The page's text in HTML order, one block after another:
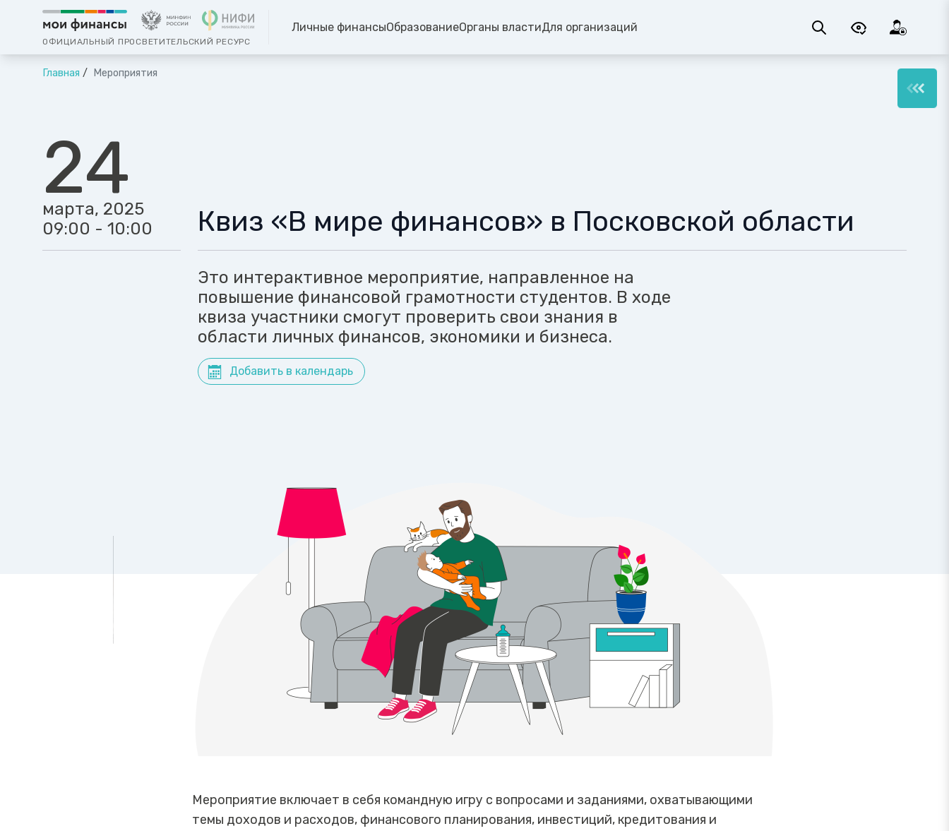
ОФИЦИАЛЬНЫЙ ПРОСВЕТИТЕЛЬСКИЙ РЕСУРС
Личные финансыОбразованиеОрганы властиДля организаций
Главная Мероприятия
24
марта, 2025
09:00 - 10:00
Квиз «В мире финансов» в Посковской области
Это интерактивное мероприятие, направленное на
повышение финансовой грамотности студентов. В ходе
квиза участники смогут проверить свои знания в
области личных финансов, экономики и бизнеса.
Добавить в календарь
Мероприятие включает в себя командную игру с вопросами и заданиями, охватывающими
темы доходов и расходов, финансового планирования, инвестиций, кредитования и